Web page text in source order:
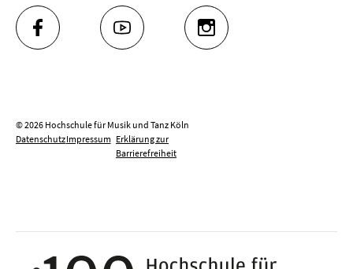
FACEBOOK YOUTUBE INSTAGRAM
© 2026 Hochschule für Musik und Tanz Köln
DatenschutzImpressum Erklärung zur
Barrierefreiheit